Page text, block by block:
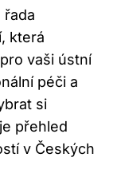
řada
která
vaši ústní
péči a
si
přehled
v Českých